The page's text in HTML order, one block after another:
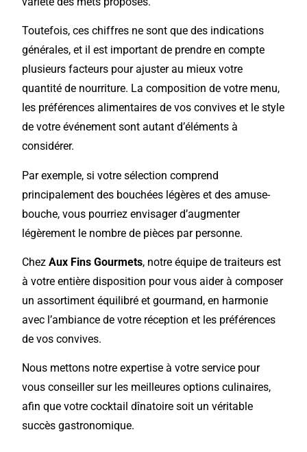
Toutefois, ces chiffres ne sont que des indications
générales, et il est important de prendre en compte
plusieurs facteurs pour ajuster au mieux votre
quantité de nourriture. La composition de votre menu,
les préférences alimentaires de vos convives et le style
de votre événement sont autant d’éléments à
considérer.
Par exemple, si votre sélection comprend
principalement des bouchées légères et des amuse-
bouche, vous pourriez envisager d’augmenter
légèrement le nombre de pièces par personne.
ChezAux Fins Gourmets, notre équipe de traiteurs est
à votre entière disposition pour vous aider à composer
un assortiment équilibré et gourmand, en harmonie
avec l’ambiance de votre réception et les préférences
de vos convives.
Nous mettons notre expertise à votre service pour
vous conseiller sur les meilleures options culinaires,
afin que votre cocktail dînatoire soit un véritable
succès gastronomique.